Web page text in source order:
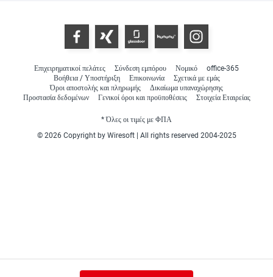
Επιχειρηματικοί πελάτες Σύνδεση εμπόρου Νομικό
office-365
Βοήθεια / Υποστήριξη
Επικοινωνία
Σχετικά με εμάς
Όροι αποστολής και πληρωμής
Δικαίωμα υπαναχώρησης
Προστασία δεδομένων
Γενικοί όροι και προϋποθέσεις Στοιχεία Εταιρείας
* Όλες οι τιμές με ΦΠΑ
© 2026 Copyright by Wiresoft | All rights reserved 2004-2025